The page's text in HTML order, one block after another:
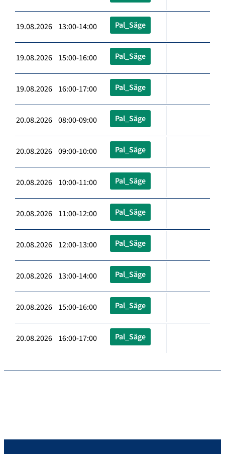
19.08.2026 13:00-14:00 Pal_Säge
19.08.2026 15:00-16:00 Pal_Säge
19.08.2026 16:00-17:00 Pal_Säge
20.08.2026 08:00-09:00 Pal_Säge
20.08.2026 09:00-10:00 Pal_Säge
20.08.2026 10:00-11:00 Pal_Säge
20.08.2026 11:00-12:00 Pal_Säge
20.08.2026 12:00-13:00 Pal_Säge
20.08.2026 13:00-14:00 Pal_Säge
20.08.2026 15:00-16:00 Pal_Säge
20.08.2026 16:00-17:00 Pal_Säge